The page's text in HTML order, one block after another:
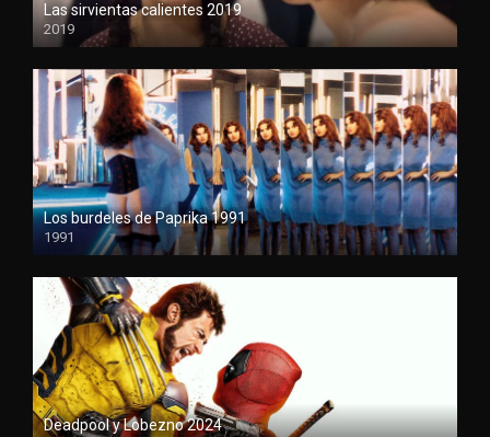
Las sirvientas calientes 2019
2019
1080P
Los burdeles de Paprika 1991
1991
1080P
Deadpool y Lobezno 2024